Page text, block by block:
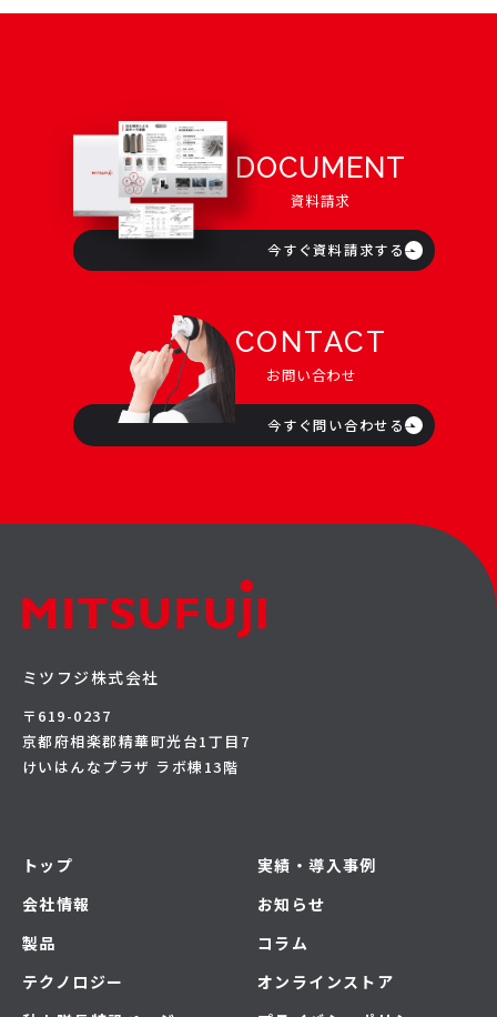
DOCUMENT
資料請求
今すぐ資料請求する
CONTACT
お問い合わせ
今すぐ問い合わせる
ミツフジ株式会社
〒619-0237
京都府相楽郡精華町光台1丁目7
けいはんなプラザ ラボ棟13階
トップ
会社情報
製品
テクノロジー
実績・導入事例
お知らせ
コラム
オンラインストア